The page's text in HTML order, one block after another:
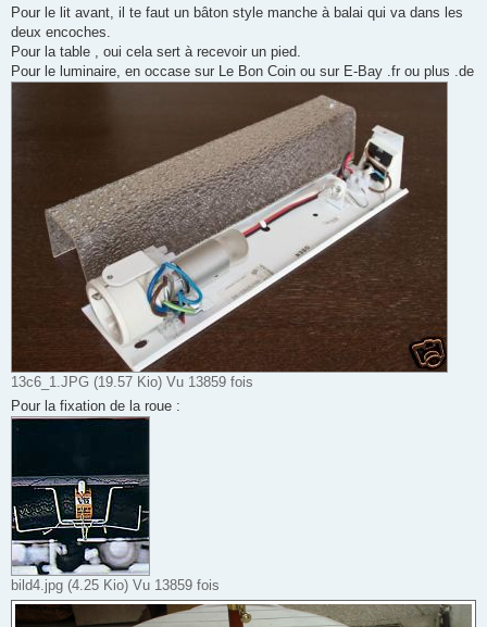
g
n
o
l
Pour le lit avant, il te faut un bâton style manche à balai qui va dans les
deux encoches.
Pour la table , oui cela sert à recevoir un pied.
Pour le luminaire, en occase sur Le Bon Coin ou sur E-Bay .fr ou plus .de
13c6_1.JPG (19.57 Kio) Vu 13859 fois
Pour la fixation de la roue :
bild4.jpg (4.25 Kio) Vu 13859 fois